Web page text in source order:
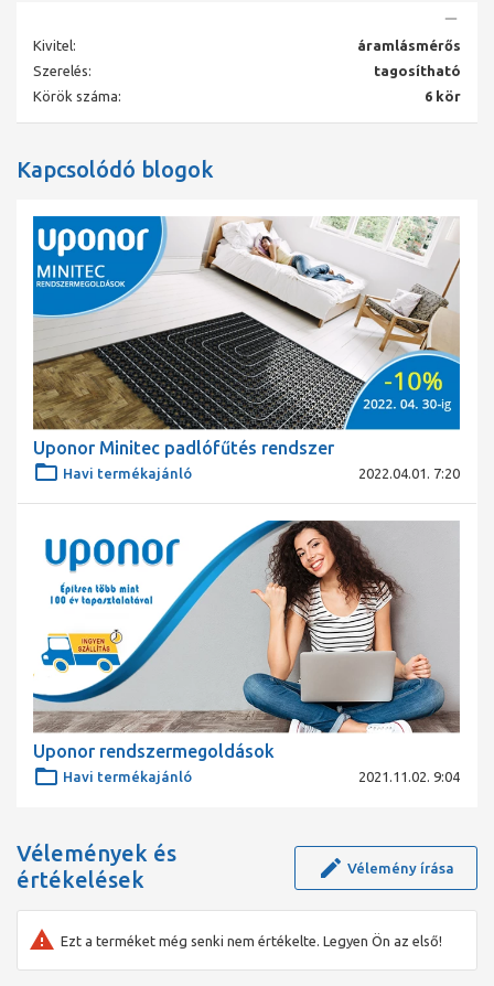
Kivitel:
áramlásmérős
Szerelés:
tagosítható
Körök száma:
6 kör
Kapcsolódó blogok
Uponor Minitec padlófűtés rendszer
Havi termékajánló 2022.04.01. 7:20
Uponor rendszermegoldások
Havi termékajánló 2021.11.02. 9:04
Vélemények és
értékelések
Vélemény írása
Ezt a terméket még senki nem értékelte. Legyen Ön az első!